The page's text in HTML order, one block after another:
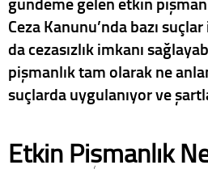
Ceza Kanunu’nda bazı
da cezasızlık imkanı
pişmanlık tam olarak ne
suçlarda uygulanıyor ve
Etkin Pişmanlık